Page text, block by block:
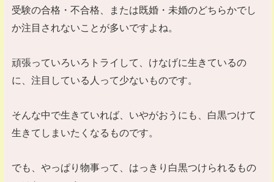
受験の合格・不合格、または既婚・未婚のどちらかでし
か注目されないことが多いですよね。
頑張っていろいろトライして、けなげに生きているの
に、注目している人って少ないものです。
そんな中で生きていれば、いやがおうにも、白黒つけて
生きてしまいたくなるものです。
でも、やっぱり物事って、はっきり白黒つけられるもの